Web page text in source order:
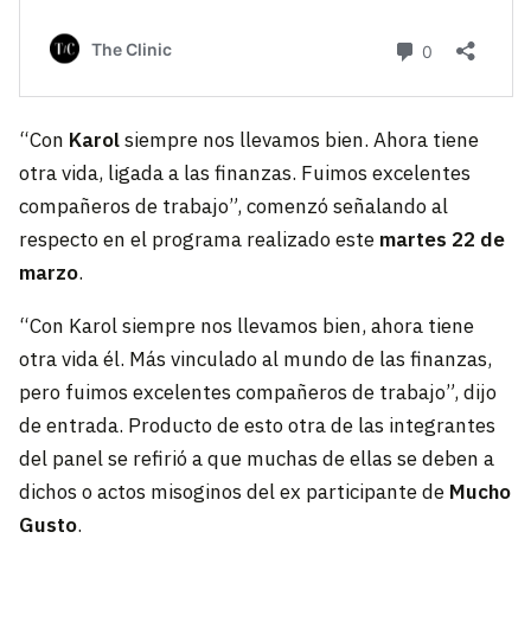
“Con Karolsiempre nos llevamos bien. Ahora tiene
otra vida, ligada a las finanzas. Fuimos excelentes
compañeros de trabajo”, comenzó señalando al
respecto en el programa realizado este martes 22 de
marzo.
“Con Karol siempre nos llevamos bien, ahora tiene
otra vida él. Más vinculado al mundo de las finanzas,
pero fuimos excelentes compañeros de trabajo”, dijo
de entrada. Producto de esto otra de las integrantes
del panel se refirió a que muchas de ellas se deben a
dichos o actos misoginos del ex participante de Mucho
Gusto.